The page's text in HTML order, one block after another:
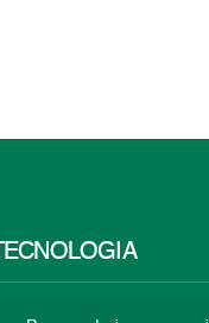
TECNOLOGÍA